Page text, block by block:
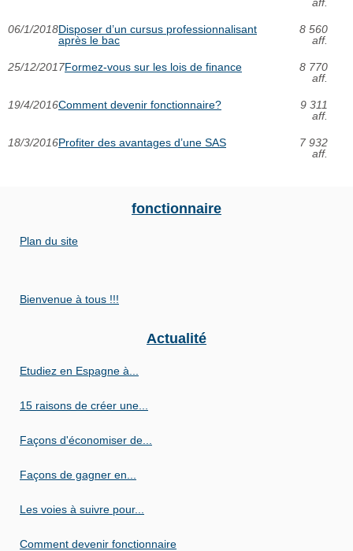
06/1/2018Disposer d’un cursus professionnalisant
après le bac
8 560
aff.
25/12/2017Formez-vous sur les lois de finance
8 770
aff.
19/4/2016Comment devenir fonctionnaire?
9 311
aff.
18/3/2016Profiter des avantages d’une SAS
7 932
aff.
fonctionnaire
Plan du site
Bienvenue à tous !!!
Actualité
Etudiez en Espagne à...
15 raisons de créer une...
Façons d'économiser de...
Façons de gagner en...
Les voies à suivre pour...
Comment devenir fonctionnaire